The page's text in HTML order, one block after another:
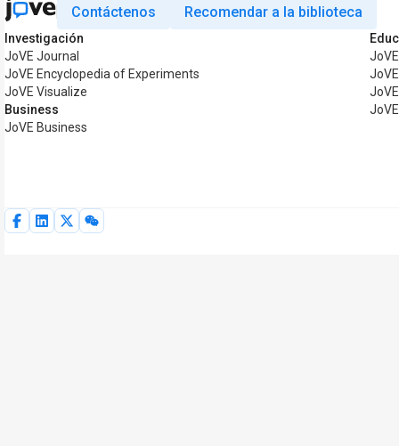
Contáctenos Recomendar a la biblioteca
Investigación
JoVE Journal
JoVE Encyclopedia of Experiments
JoVE Visualize
Business
JoVE Business